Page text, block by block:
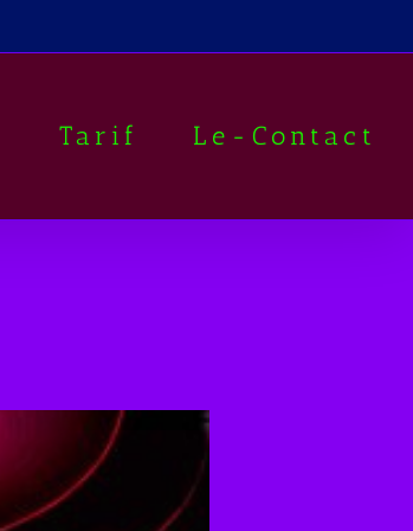
Tarif Le-Contact